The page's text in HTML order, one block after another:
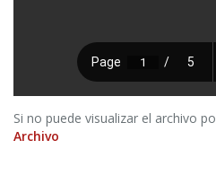
Si no puede visualizar el archivo
Archivo